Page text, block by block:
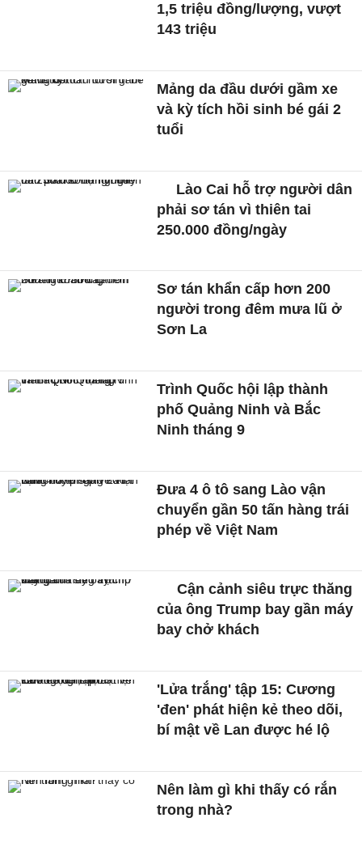
1,5 triệu đồng/lượng, vượt
143 triệu
Mảng da đầu dưới gầm xe
và kỳ tích hồi sinh bé gái 2
tuổi
Lào Cai hỗ trợ người dân
phải sơ tán vì thiên tai
250.000 đồng/ngày
Sơ tán khẩn cấp hơn 200
người trong đêm mưa lũ ở
Sơn La
Trình Quốc hội lập thành
phố Quảng Ninh và Bắc
Ninh tháng 9
Đưa 4 ô tô sang Lào vận
chuyển gần 50 tấn hàng trái
phép về Việt Nam
Cận cảnh siêu trực thăng
của ông Trump bay gần máy
bay chở khách
'Lửa trắng' tập 15: Cương
'đen' phát hiện kẻ theo dõi,
bí mật về Lan được hé lộ
Nên làm gì khi thấy có rắn
trong nhà?